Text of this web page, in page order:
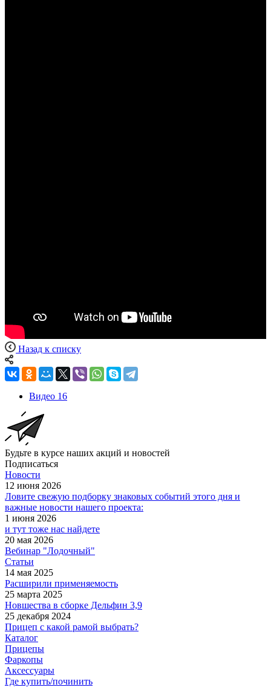
Назад к списку
Видео 16
Будьте в курсе наших акций и новостей
Подписаться
Новости
12 июня 2026
Ловите свежую подборку знаковых событий этого дня и
важные новости нашего проекта:
1 июня 2026
и тут тоже нас найдете
20 мая 2026
Вебинар "Лодочный"
Статьи
14 мая 2025
Расширили применяемость
25 марта 2025
Новшества в сборке Дельфин 3,9
25 декабря 2024
Прицеп с какой рамой выбрать?
Каталог
Прицепы
Фаркопы
Аксессуары
Где купить/починить